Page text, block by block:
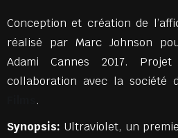
Conception et création de
réalisé par Marc Johnson
Adami Cannes 2017.
collaboration avec la société
.
Synopsis: Ultraviolet, un